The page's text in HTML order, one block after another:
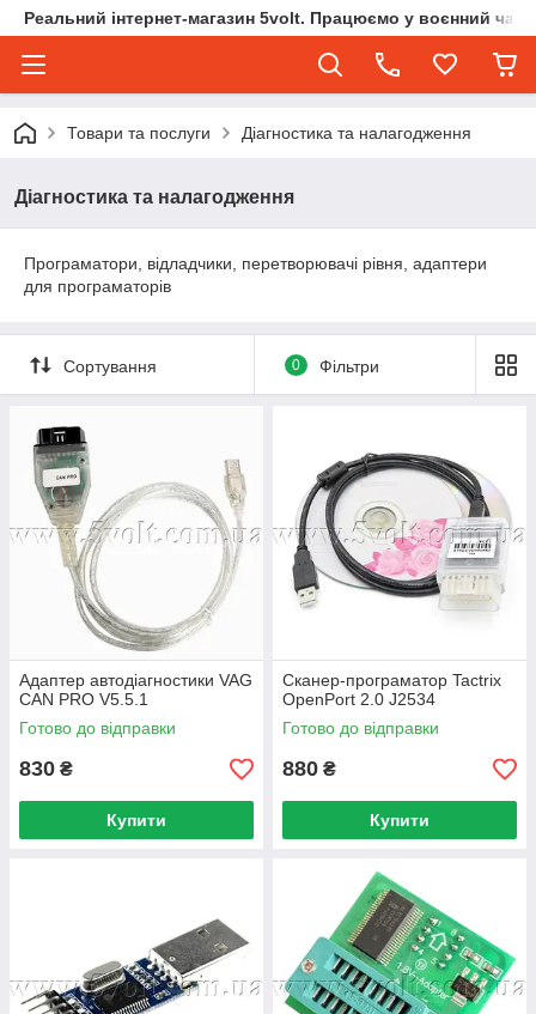
Реальний інтернет-магазин 5volt. Працюємо у воєнний
Товари та послуги Діагностика та налагодження
Діагностика та налагодження
Програматори, відладчики, перетворювачі рівня, адаптери
для програматорів
Сортування 0 Фільтри
Адаптер автодіагностики VAG
CAN PRO V5.5.1
Готово до відправки
830 ₴
Купити
Сканер-програматор Tactrix
OpenPort 2.0 J2534
Готово до відправки
880 ₴
Купити